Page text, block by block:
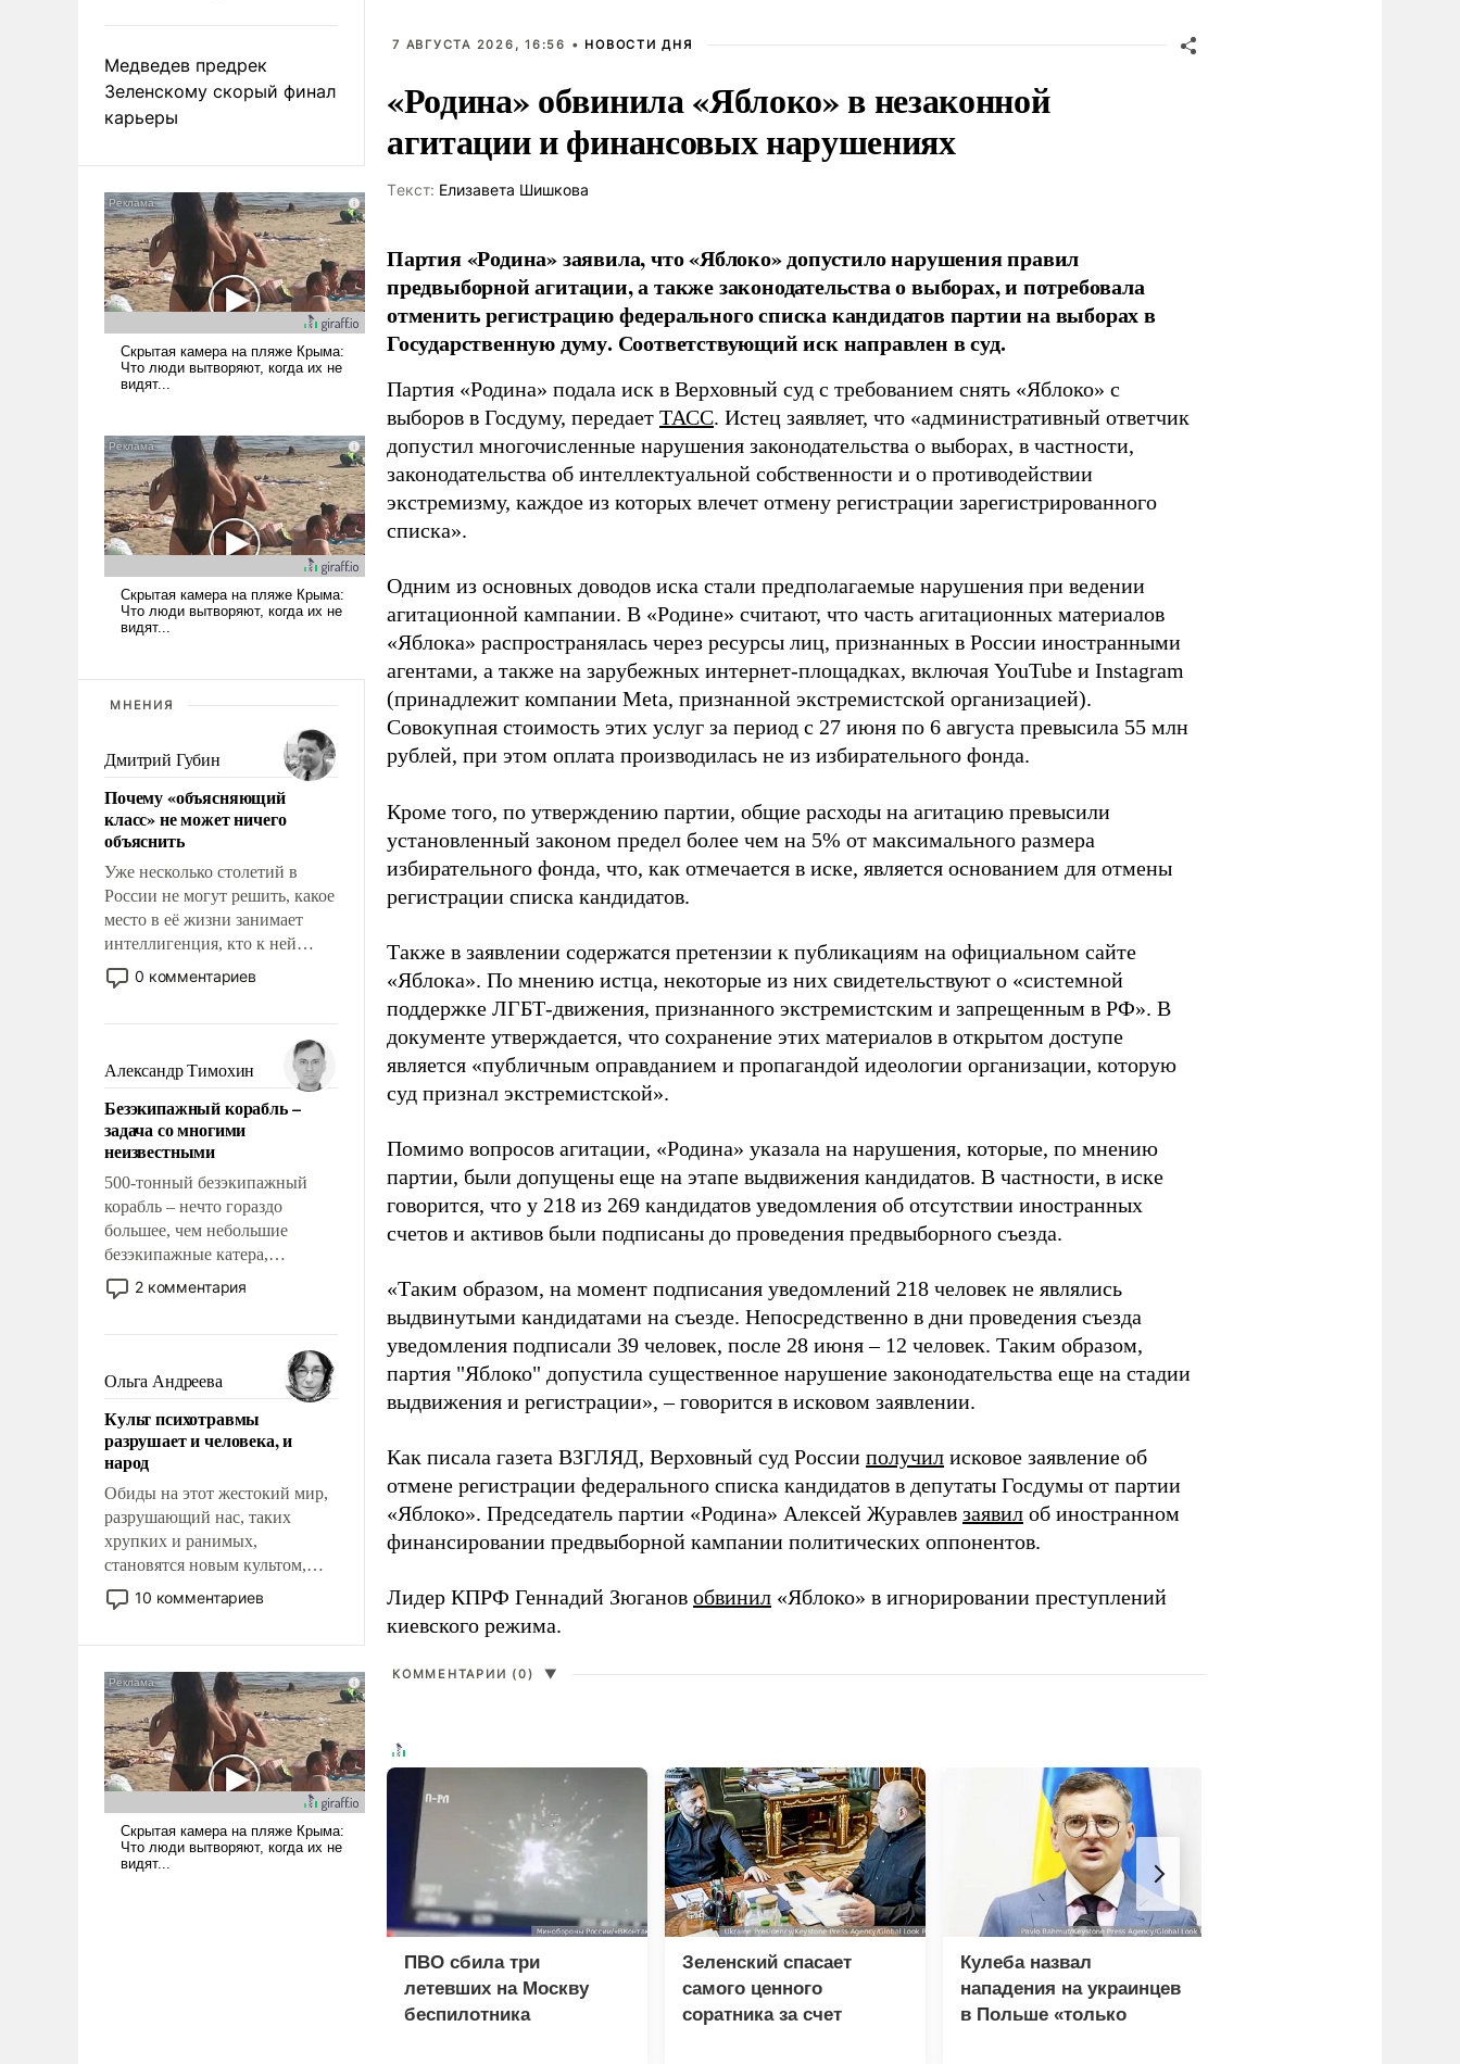
Медведев предрек
Зеленскому скорый финал
карьеры
МНЕНИЯ
Дмитрий Губин
Почему «объясняющий
класс» не может ничего
объяснить
Уже несколько столетий в
России не могут решить, какое
место в её жизни занимает
интеллигенция, кто к ней
принадлежит, а кого из неё
исключили с правом
чем она отличается от просто
образованных людей. Иногда
казалось, что эти вопросы
решены раз и навсегда, но –
нет, не решены.
0 комментариев
Александр Тимохин
Безэкипажный корабль –
задача со многими
неизвестными
500-тонный безэкипажный
корабль – нечто гораздо
большее, чем небольшие
безэкипажные катера,
применение которых уже
стало обыденностью. Задача по
сложна и амбициозна. Однако
и ее реализация радикально
поднимет наши боевые
возможности.
2 комментария
Ольга Андреева
Культ психотравмы
разрушает и человека, и
народ
Обиды на этот жестокий мир,
разрушающий нас, таких
хрупких и ранимых,
становятся новым культом,
постепенно вытесняя и
отменяя традиционное
ударами судьбы, брать на себя
ответственность, помогать
слабым, идти вперед и
адаптироваться.
10 комментариев
7 АВГУСТА 2026, 16:56 • НОВОСТИ ДНЯ
«Родина» обвинила «Яблоко» в незаконной
агитации и финансовых нарушениях
Tекст: Елизавета Шишкова
Партия «Родина» заявила, что «Яблоко» допустило нарушения правил
предвыборной агитации, а также законодательства о выборах, и потребовала
отменить регистрацию федерального списка кандидатов партии на выборах в
Государственную думу. Соответствующий иск направлен в суд.
Партия «Родина» подала иск в Верховный суд с требованием снять «Яблоко» с
выборов в Госдуму, передает ТАСС. Истец заявляет, что «административный ответчик
допустил многочисленные нарушения законодательства о выборах, в частности,
законодательства об интеллектуальной собственности и о противодействии
экстремизму, каждое из которых влечет отмену регистрации зарегистрированного
списка».
Одним из основных доводов иска стали предполагаемые нарушения при ведении
агитационной кампании. В «Родине» считают, что часть агитационных материалов
«Яблока» распространялась через ресурсы лиц, признанных в России иностранными
агентами, а также на зарубежных интернет-площадках, включая YouTube и Instagram
(принадлежит компании Meta, признанной экстремистской организацией).
Совокупная стоимость этих услуг за период с 27 июня по 6 августа превысила 55 млн
рублей, при этом оплата производилась не из избирательного фонда.
Кроме того, по утверждению партии, общие расходы на агитацию превысили
установленный законом предел более чем на 5% от максимального размера
избирательного фонда, что, как отмечается в иске, является основанием для отмены
регистрации списка кандидатов.
Также в заявлении содержатся претензии к публикациям на официальном сайте
«Яблока». По мнению истца, некоторые из них свидетельствуют о «системной
поддержке ЛГБТ-движения, признанного экстремистским и запрещенным в РФ». В
документе утверждается, что сохранение этих материалов в открытом доступе
является «публичным оправданием и пропагандой идеологии организации, которую
суд признал экстремистской».
Помимо вопросов агитации, «Родина» указала на нарушения, которые, по мнению
партии, были допущены еще на этапе выдвижения кандидатов. В частности, в иске
говорится, что у 218 из 269 кандидатов уведомления об отсутствии иностранных
счетов и активов были подписаны до проведения предвыборного съезда.
«Таким образом, на момент подписания уведомлений 218 человек не являлись
выдвинутыми кандидатами на съезде. Непосредственно в дни проведения съезда
уведомления подписали 39 человек, после 28 июня – 12 человек. Таким образом,
партия "Яблоко" допустила существенное нарушение законодательства еще на стадии
выдвижения и регистрации», – говорится в исковом заявлении.
Как писала газета ВЗГЛЯД, Верховный суд России получил исковое заявление об
отмене регистрации федерального списка кандидатов в депутаты Госдумы от партии
«Яблоко». Председатель партии «Родина» Алексей Журавлев заявил об иностранном
финансировании предвыборной кампании политических оппонентов.
Лидер КПРФ Геннадий Зюганов обвинил «Яблоко» в игнорировании преступлений
киевского режима.
КОММЕНТАРИИ (0) ▼
ПВО сбила три
летевших на Москву
беспилотника
Зеленский спасает
самого ценного
соратника за счет
Кулеба назвал
нападения на украинцев
в Польше «только